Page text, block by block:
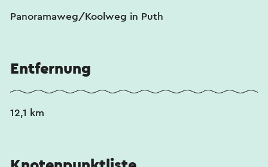
Panoramaweg/Koolweg in Puth
Entfernung
12,1 km